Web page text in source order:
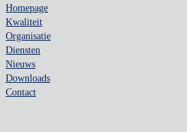
Homepage
Kwaliteit
Organisatie
Diensten
Nieuws
Downloads
Contact